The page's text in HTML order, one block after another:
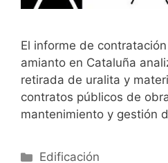
El informe de
amianto en Cataluña
retirada de uralita y
contratos públicos de
mantenimiento y gestión
Categorías
Edificación